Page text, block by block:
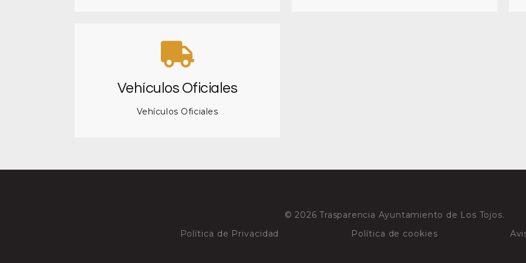
Vehículos Oficiales
Vehículos Oficiales
© 2026 Trasparencia Ayuntamiento de Los Tojos.
Política de Privacidad
Política de cookies